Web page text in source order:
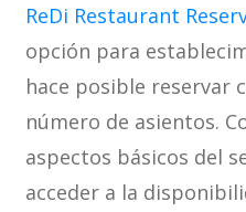
ReDi Restaurant
opción para
hace posible reservar
número de asientos.
aspectos básicos del
acceder a la